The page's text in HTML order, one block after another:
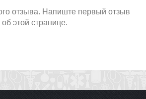
отзыва. Напиште первый отзыв
об этой странице.